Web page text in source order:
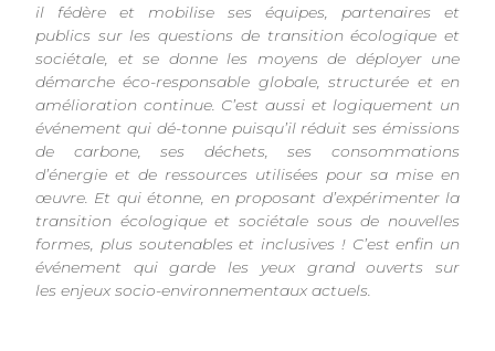
il fédère et mobilise ses équipes, partenaires et
publics sur les questions de transition écologique et
sociétale, et se donne les moyens de déployer une
démarche éco-responsable globale, structurée et en
amélioration continue. C’est aussi et logiquement un
événement qui dé-tonne puisqu’il réduit ses émissions
de carbone, ses déchets, ses consommations
d’énergie et de ressources utilisées pour sa mise en
œuvre. Et qui étonne, en proposant d’expérimenter la
transition écologique et sociétale sous de nouvelles
formes, plus soutenables et inclusives ! C’est enfin un
événement qui garde les yeux grand ouverts sur
les enjeux socio-environnementaux actuels.